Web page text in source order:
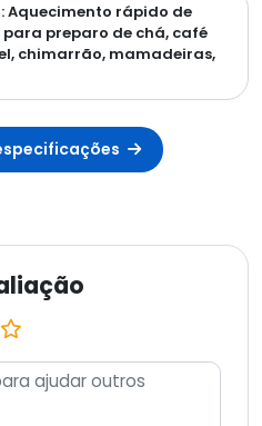
Aquecimento rápido de
preparo de chá, café
chimarrão, mamadeiras,